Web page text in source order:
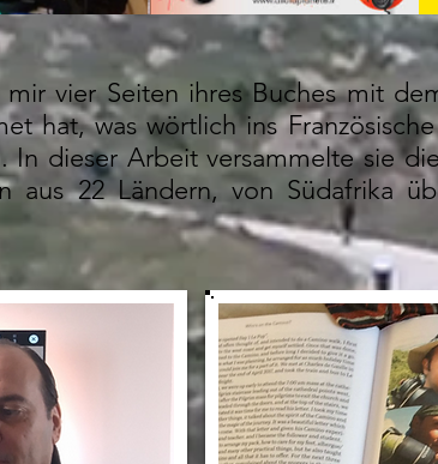
vier Seiten ihres Buches mit
hat, was wörtlich ins
In dieser Arbeit versammelte sie
aus 22 Ländern, von Südafrika